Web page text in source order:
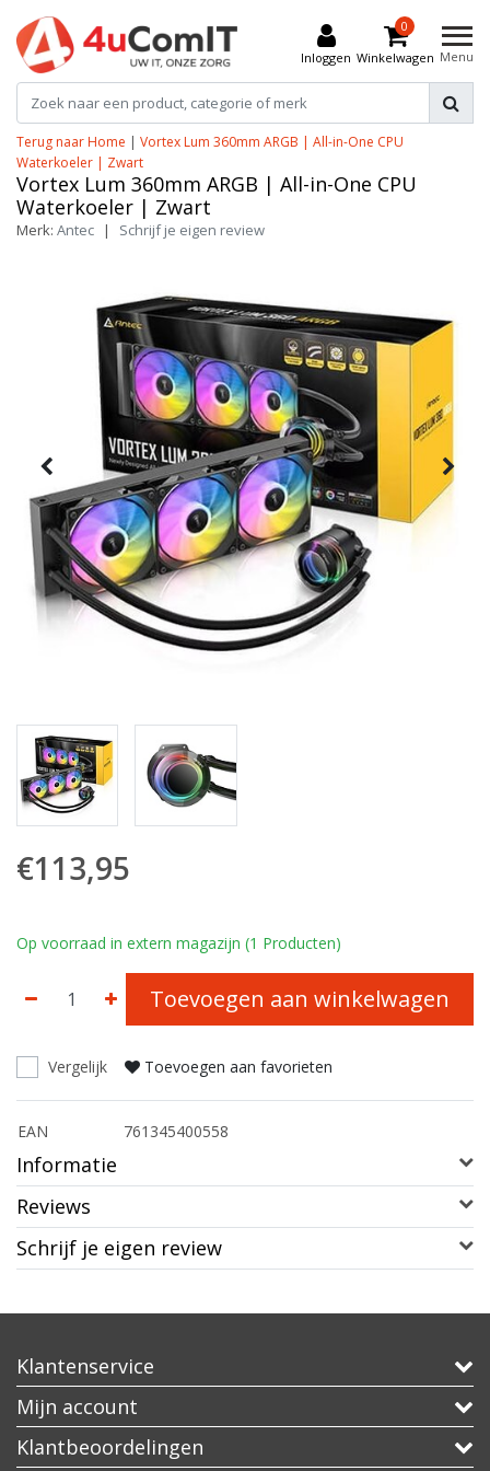
Inloggen
0
Winkelwagen Menu
Terug naar Home | Vortex Lum 360mm ARGB | All-in-One CPU
Waterkoeler | Zwart
Vortex Lum 360mm ARGB | All-in-One CPU
Waterkoeler | Zwart
Merk: Antec | Schrijf je eigen review
€113,95
Op voorraad in extern magazijn (1 Producten)
Toevoegen aan winkelwagen
Vergelijk Toevoegen aan favorieten
EAN 761345400558
Informatie
Reviews
Schrijf je eigen review
Klantenservice
Mijn account
Klantbeoordelingen